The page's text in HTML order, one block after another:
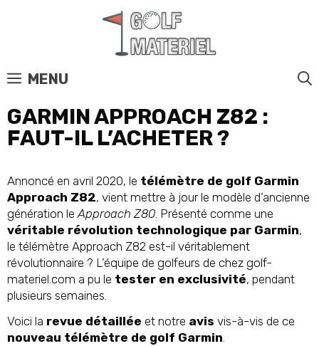
MENU
GARMIN APPROACH Z82 :
FAUT-IL L’ACHETER ?
Annoncé en avril 2020, le télémètre de golf Garmin
Approach Z82, vient mettre à jour le modèle d’ancienne
génération le Approach Z80 . Présenté comme une
véritable révolution technologique par Garmin,
le télémètre Approach Z82 est-il véritablement
révolutionnaire ? L’équipe de golfeurs de chez golf-
materiel.com a pu le tester en exclusivité, pendant
plusieurs semaines.
Voici la revue détaillée et notre avis vis-à-vis de ce
nouveau télémètre de golf Garmin.